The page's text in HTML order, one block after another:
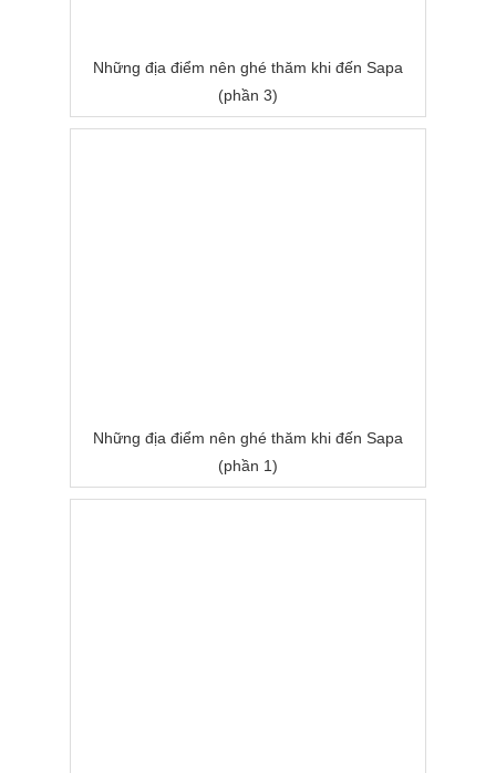
Những địa điểm nên ghé thăm khi đến Sapa
(phần 3)
Những địa điểm nên ghé thăm khi đến Sapa
(phần 1)